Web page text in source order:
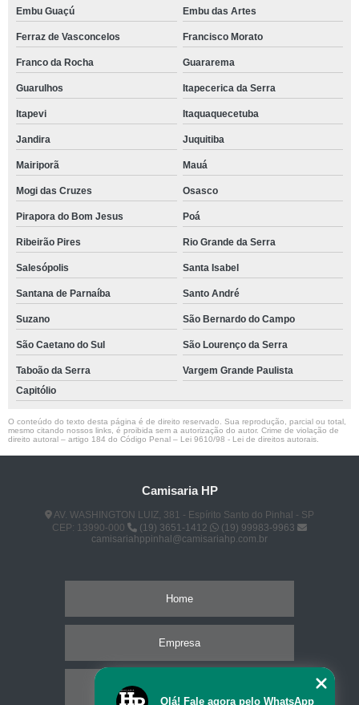
Embu Guaçú Embu das Artes
Ferraz de Vasconcelos Francisco Morato
Franco da Rocha Guararema
Guarulhos Itapecerica da Serra
Itapevi Itaquaquecetuba
Jandira Juquitiba
Mairiporã Mauá
Mogi das Cruzes Osasco
Pirapora do Bom Jesus Poá
Ribeirão Pires Rio Grande da Serra
Salesópolis Santa Isabel
Santana de Parnaíba Santo André
Suzano São Bernardo do Campo
São Caetano do Sul São Lourenço da Serra
Taboão da Serra
Vargem Grande Paulista
Capitólio
O conteúdo do texto desta página é de direito reservado. Sua reprodução, parcial ou total,
mesmo citando nossos links, é proibida sem a autorização do autor. Crime de violação de
direito autoral – artigo 184 do Código Penal – Lei 9610/98 - Lei de direitos autorais
Camisaria HP
AV. WASHINGTON LUIZ, 381 - Espírito Santo do Pinhal - SP
CEP: 13990-000
(19) 3651-1412
(19) 99983-9963
camisariahppinhal@camisariahp.com.br
Home
Empresa
Olá! Fale agora pelo WhatsApp